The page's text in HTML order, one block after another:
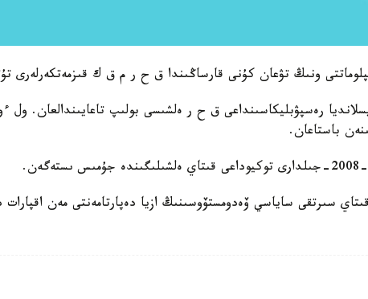
جىلى يسلانديا رەسپۋبليكاسىنداعى ق ح ر ەلشىسى بولىپ تاعايىندالعان.
باستاعان.
سىرتقى ساياسي ۆەدومستۆوسىنىڭ ازيا دەپارتامەنتى مەن اقپارات